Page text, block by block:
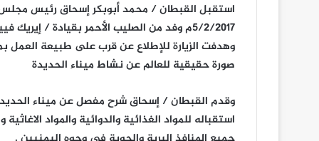
استقبل القبطان / محمد أبوبكر إسحاق رئيس مجلس
5/2/2017م وفد من الصليب الأحمر بقيادة / إيريك فييس مندوب قسم الحماية والوفد المرافق له .
وهدفت الزيارة للإطلاع عن قرب على طبيعة العمل
صورة حقيقية للعالم عن نشاط ميناء الحديدة
وقدم القبطان / إسحاق شرح مفصل عن ميناء
استقباله للمواد الغذائية والدوائية والمواد